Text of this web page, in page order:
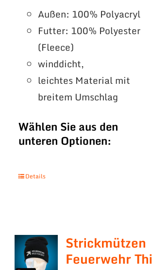
Außen: 100% Polyacryl
Futter: 100% Polyester
(Fleece)
winddicht,
leichtes Material mit
breitem Umschlag
Wählen Sie aus den
unteren Optionen:
Details
Strickmützen
Feuerwehr